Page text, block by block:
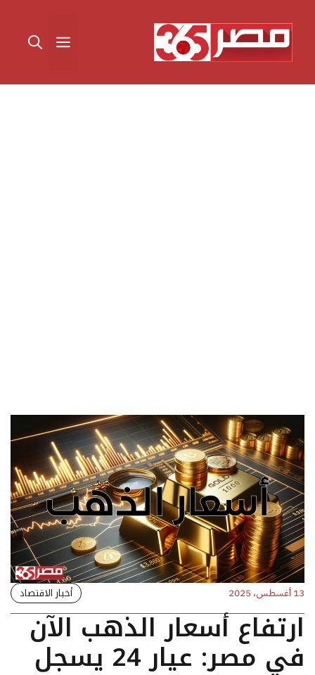
المحتوى القائمة
13 أغسطس، 2025 أخبار الاقتصاد
ارتفاع أسعار الذهب الآن
في مصر: عيار 24 يسجل